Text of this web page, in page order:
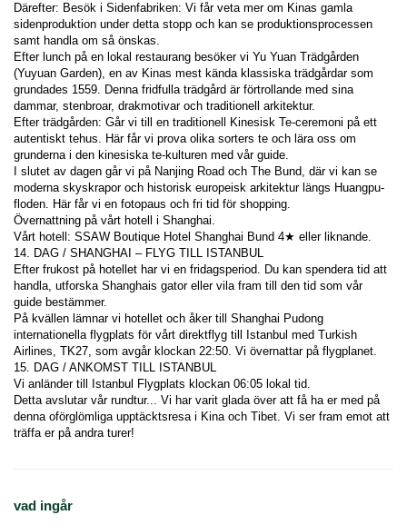
Därefter: Besök i Sidenfabriken: Vi får veta mer om Kinas gamla
sidenproduktion under detta stopp och kan se produktionsprocessen
samt handla om så önskas.
Efter lunch på en lokal restaurang besöker vi Yu Yuan Trädgården
(Yuyuan Garden), en av Kinas mest kända klassiska trädgårdar som
grundades 1559. Denna fridfulla trädgård är förtrollande med sina
dammar, stenbroar, drakmotivar och traditionell arkitektur.
Efter trädgården: Går vi till en traditionell Kinesisk Te-ceremoni på ett
autentiskt tehus. Här får vi prova olika sorters te och lära oss om
grunderna i den kinesiska te-kulturen med vår guide.
I slutet av dagen går vi på Nanjing Road och The Bund, där vi kan se
moderna skyskrapor och historisk europeisk arkitektur längs Huangpu-
floden. Här får vi en fotopaus och fri tid för shopping.
Övernattning på vårt hotell i Shanghai.
Vårt hotell: SSAW Boutique Hotel Shanghai Bund 4★ eller liknande.
14. DAG / SHANGHAI – FLYG TILL ISTANBUL
Efter frukost på hotellet har vi en fridagsperiod. Du kan spendera tid att
handla, utforska Shanghais gator eller vila fram till den tid som vår
guide bestämmer.
På kvällen lämnar vi hotellet och åker till Shanghai Pudong
internationella flygplats för vårt direktflyg till Istanbul med Turkish
Airlines, TK27, som avgår klockan 22:50. Vi övernattar på flygplanet.
15. DAG / ANKOMST TILL ISTANBUL
Vi anländer till Istanbul Flygplats klockan 06:05 lokal tid.
Detta avslutar vår rundtur... Vi har varit glada över att få ha er med på
denna oförglömliga upptäcktsresa i Kina och Tibet. Vi ser fram emot att
träffa er på andra turer!
vad ingår